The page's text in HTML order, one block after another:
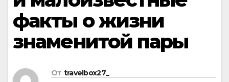
факты о жизни
знаменитой пары
От travelbox27_